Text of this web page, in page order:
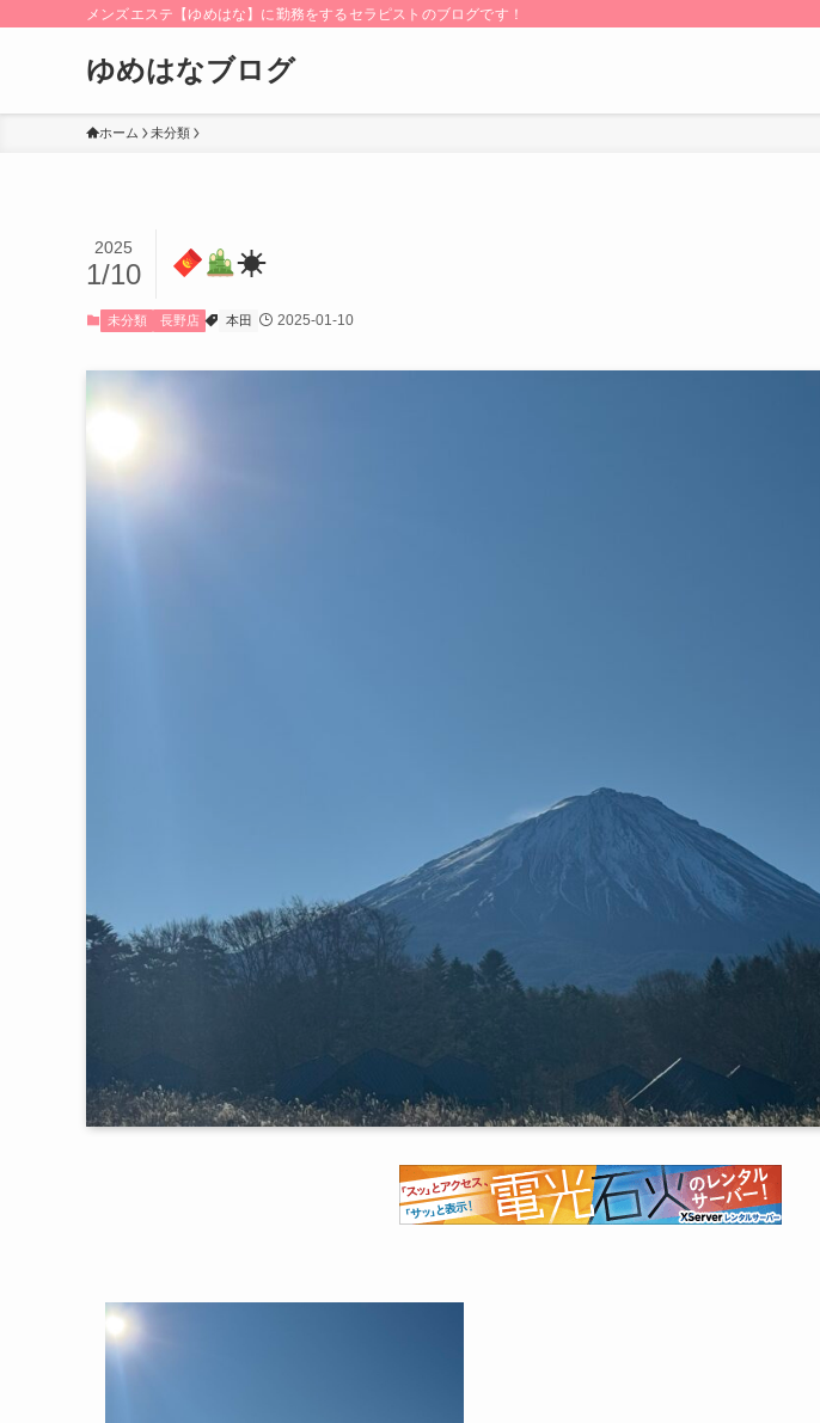
メンズエステ【ゆめはな】に勤務をするセラピストのブログです！
ゆめはなブログ
ホーム 未分類
☀︎
2025
1/10
未分類 長野店 本田 2025-01-10